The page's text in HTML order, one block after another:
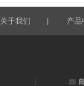
关于我们 | 产品